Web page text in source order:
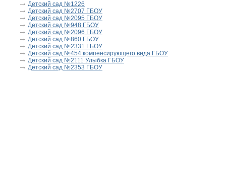
Детский сад №1226
Детский сад №2707 ГБОУ
Детский сад №2095 ГБОУ
Детский сад №948 ГБОУ
Детский сад №2096 ГБОУ
Детский сад №860 ГБОУ
Детский сад №2331 ГБОУ
Детский сад №454 компенсирующего вида ГБОУ
Детский сад №2111 Улыбка ГБОУ
Детский сад №2353 ГБОУ